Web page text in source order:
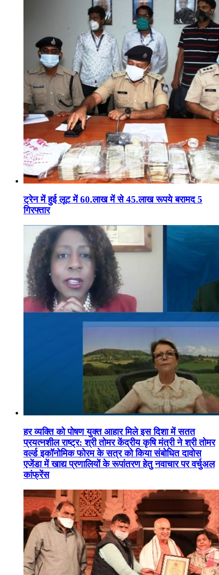
ट्रेन में हुई लूट में 60.लाख में से 45.लाख रूपये बरामद 5
गिरफ्तार
हर व्यक्ति को पोषण युक्त आहार मिले इस दिशा में सतत
प्रयत्नशील राष्ट्र: श्री तोमर केंद्रीय कृषि मंत्री ने श्री तोमर
वर्ल्ड इकॉनोमिक फोरम के सत्र को किया संबोधित दावोस
एजेंडा में खाद्य प्रणालियों के रूपांतरण हेतु नवाचार पर वर्चुअल
कांफ्रेंस